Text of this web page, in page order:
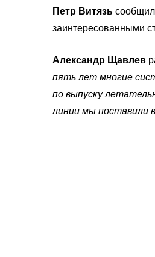
Петр Витязь сообщил
заинтересованными
Александр Щавлев
пять лет многие
по выпуску
линии мы поставили